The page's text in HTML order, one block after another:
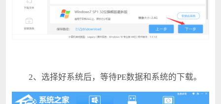
2、选择好系统后，等待PE数据和系统的下载。